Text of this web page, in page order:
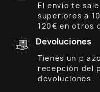
El envío te
superiores a
120€ en otros
Devoluciones
Tienes un
recepción del
devoluciones